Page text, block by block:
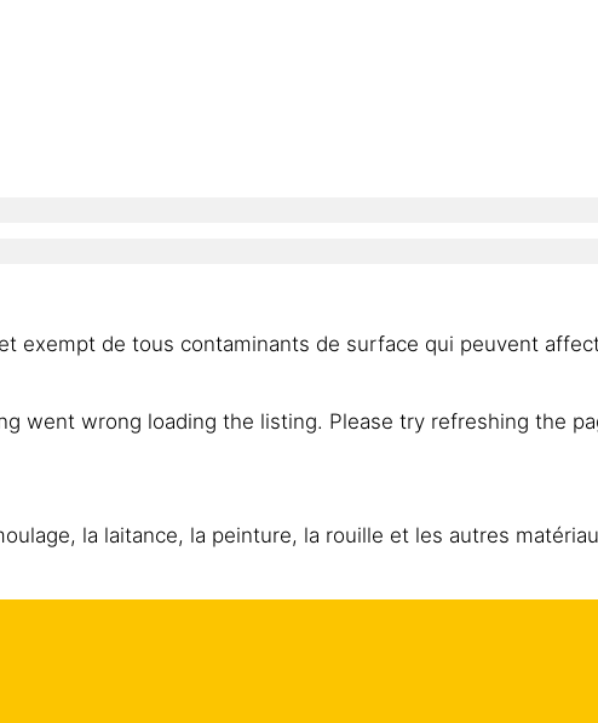
de niveau ou des pertes, etc.
exempt de tous contaminants de surface qui peuvent
la laitance, la peinture, la rouille et les autres
à des fuites. Il est recommandé de lisser le béton
went wrong loading the listing. Please try refreshing the